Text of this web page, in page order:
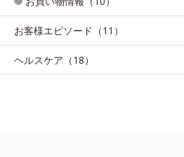
お客様エピソード（11）
ヘルスケア（18）